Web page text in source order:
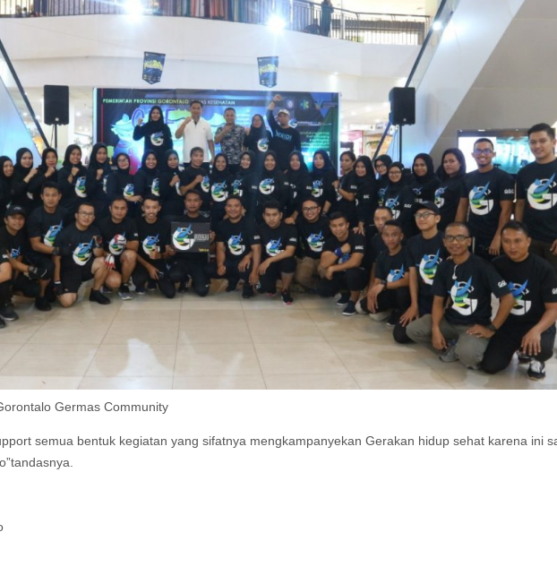
Germas Community
semua bentuk kegiatan yang sifatnya mengkampanyekan Gerakan hidup sehat karena ini